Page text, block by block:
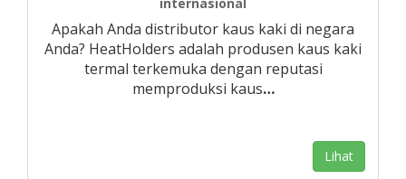
Apakah Anda distributor kaus kaki di negara
Anda? HeatHolders adalah produsen kaus kaki
termal terkemuka dengan reputasi
memproduksi kaus…
Lihat